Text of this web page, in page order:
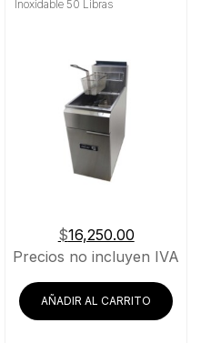
Inoxidable 50 Libras
$16,250.00
Precios no incluyen IVA
AÑADIR AL CARRITO